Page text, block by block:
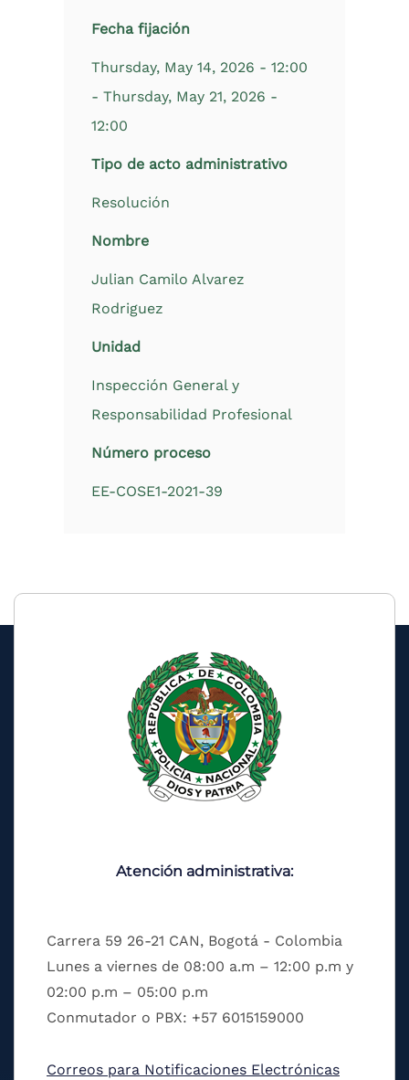
Fecha fijación
Thursday, May 14, 2026 - 12:00
- Thursday, May 21, 2026 -
12:00
Tipo de acto administrativo
Resolución
Nombre
Julian Camilo Alvarez
Rodriguez
Unidad
Inspección General y
Responsabilidad Profesional
Número proceso
EE-COSE1-2021-39
Atención administrativa:
Carrera 59 26-21 CAN, Bogotá - Colombia
Lunes a viernes de 08:00 a.m – 12:00 p.m y
02:00 p.m – 05:00 p.m
Conmutador o PBX: +57 6015159000
Correos para Notificaciones Electrónicas